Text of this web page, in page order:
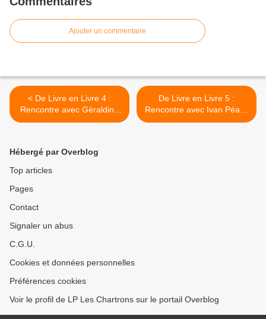
Ajouter un commentaire
< De Livre en Livre 4 :
Rencontre avec Géraldine
Ruiz
De Livre en Livre 5 :
Rencontre avec Ivan Péault
>
Hébergé par Overblog
Top articles
Pages
Contact
Signaler un abus
C.G.U.
Cookies et données personnelles
Préférences cookies
Voir le profil de LP Les Chartrons sur le portail Overblog